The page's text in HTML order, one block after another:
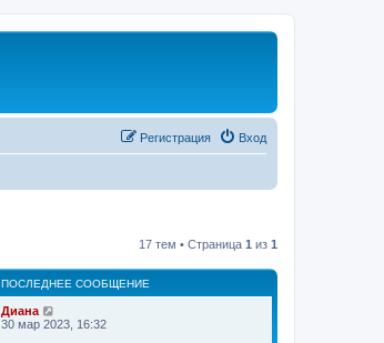
Вход
Регистрация
17 тем • Страница 1 из 1
ПОСЛЕДНЕЕ СООБЩЕНИЕ
Диана
30 мар 2023, 16:32